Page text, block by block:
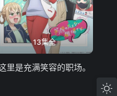
13集全
里是充满笑容的职场。